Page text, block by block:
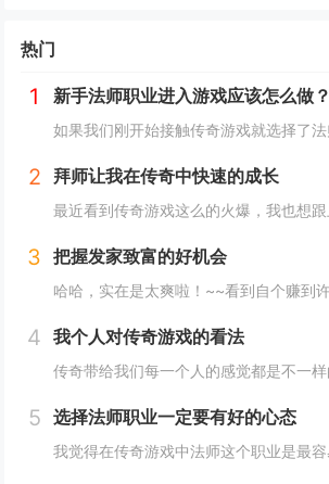
热门
1 新手法师职业进入游戏应该怎么做？
2 拜师让我在传奇中快速的成长
3 把握发家致富的好机会
4 我个人对传奇游戏的看法
5 选择法师职业一定要有好的心态